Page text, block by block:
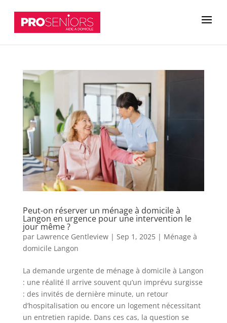
Peut-on réserver un ménage à domicile à
Langon en urgence pour une intervention le
jour même ?
par Lawrence Gentleview| Sep 1, 2025| Ménage à
domicile Langon
La demande urgente de ménage à domicile à Langon
: une réalité Il arrive souvent qu’un imprévu surgisse
: des invités de dernière minute, un retour
d’hospitalisation ou encore un logement nécessitant
un entretien rapide. Dans ces cas, la question se